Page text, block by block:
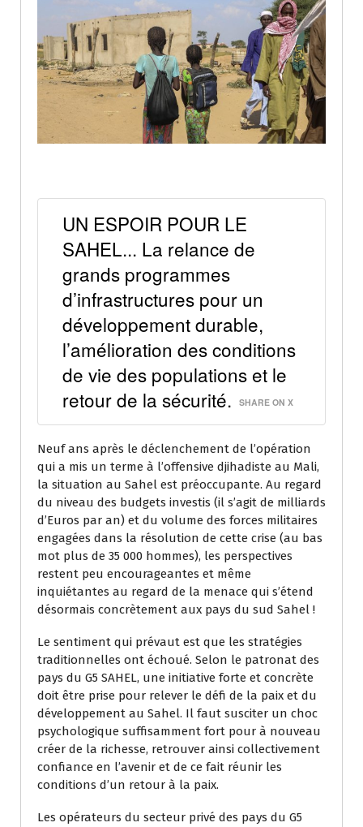
UN ESPOIR POUR LE
SAHEL... La relance de
grands programmes
d’infrastructures pour un
développement durable,
l’amélioration des conditions
de vie des populations et le
retour de la sécurité.
SHARE ON X
Neuf ans après le déclenchement de l’opération
qui a mis un terme à l’offensive djihadiste au Mali,
la situation au Sahel est préoccupante. Au regard
du niveau des budgets investis (il s’agit de milliards
d’Euros par an) et du volume des forces militaires
engagées dans la résolution de cette crise (au bas
mot plus de 35 000 hommes), les perspectives
restent peu encourageantes et même
inquiétantes au regard de la menace qui s’étend
désormais concrètement aux pays du sud Sahel !
Le sentiment qui prévaut est que les stratégies
traditionnelles ont échoué. Selon le patronat des
pays du G5 SAHEL, une initiative forte et concrète
doit être prise pour relever le défi de la paix et du
développement au Sahel. Il faut susciter un choc
psychologique suffisamment fort pour à nouveau
créer de la richesse, retrouver ainsi collectivement
confiance en l’avenir et de ce fait réunir les
conditions d’un retour à la paix.
Les opérateurs du secteur privé des pays du G5